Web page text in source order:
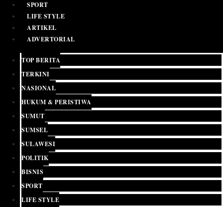
SPORT
LIFE STYLE
ARTIKEL
ADVERTORIAL
TOP BERITA
TERKINI
NASIONAL
HUKUM & PERISTIWA
SUMUT
SUMSEL
SULAWESI
POLITIK
BISNIS
SPORT
LIFE STYLE